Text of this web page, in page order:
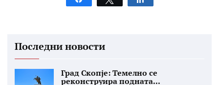
Последни новости
Град Скопје: Темелно се
реконструира подната...